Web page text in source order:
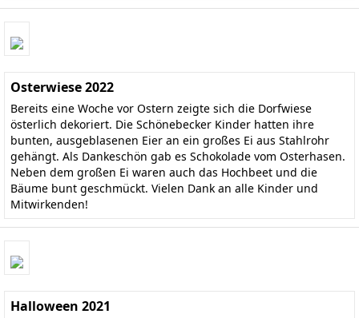
Osterwiese 2022
Bereits eine Woche vor Ostern zeigte sich die Dorfwiese
österlich dekoriert. Die Schönebecker Kinder hatten ihre
bunten, ausgeblasenen Eier an ein großes Ei aus Stahlrohr
gehängt. Als Dankeschön gab es Schokolade vom Osterhasen.
Neben dem großen Ei waren auch das Hochbeet und die
Bäume bunt geschmückt. Vielen Dank an alle Kinder und
Mitwirkenden!
Halloween 2021